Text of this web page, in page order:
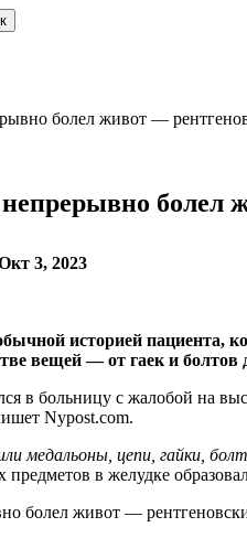
болел живот —
болел
3, 2023
историей пациента,
вещей — от гаек и болтов
в больницу с жалобой на
Nypost.com.
медальоны, цепи, гайки,
в желудке